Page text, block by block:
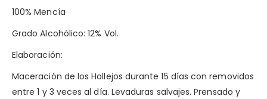
100% Mencía
Grado Alcohólico: 12% Vol.
Elaboración:
Maceración de los Hollejos durante 15 días con removidos
entre 1 y 3 veces al día. Levaduras salvajes. Prensado y